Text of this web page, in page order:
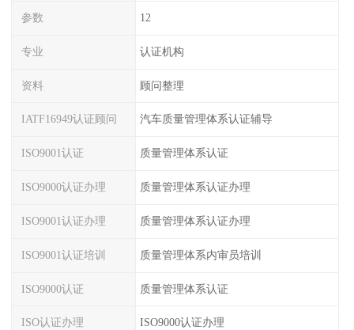
参数 12
专业 认证机构
资料 顾问整理
IATF16949认证顾问 汽车质量管理体系认证辅导
ISO9001认证 质量管理体系认证
ISO9000认证办理 质量管理体系认证办理
ISO9001认证办理 质量管理体系认证办理
ISO9001认证培训 质量管理体系内审员培训
ISO9000认证 质量管理体系认证
ISO认证办理 ISO9000认证办理